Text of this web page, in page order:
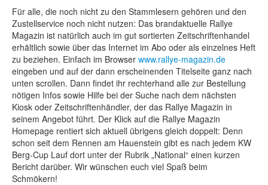
Für alle, die noch nicht zu den Stammlesern gehören und den
Zustellservice noch nicht nutzen: Das brandaktuelle Rallye
Magazin ist natürlich auch im gut sortierten Zeitschriftenhandel
erhältlich sowie über das Internet im Abo oder als einzelnes Heft
zu beziehen. Einfach im Browser www.rallye-magazin.de
eingeben und auf der dann erscheinenden Titelseite ganz nach
unten scrollen. Dann findet ihr rechterhand alle zur Bestellung
nötigen Infos sowie Hilfe bei der Suche nach dem nächsten
Kiosk oder Zeitschriftenhändler, der das Rallye Magazin in
seinem Angebot führt. Der Klick auf die Rallye Magazin
Homepage rentiert sich aktuell übrigens gleich doppelt: Denn
schon seit dem Rennen am Hauenstein gibt es nach jedem KW
Berg-Cup Lauf dort unter der Rubrik „National“ einen kurzen
Bericht darüber. Wir wünschen euch viel Spaß beim
Schmökern!